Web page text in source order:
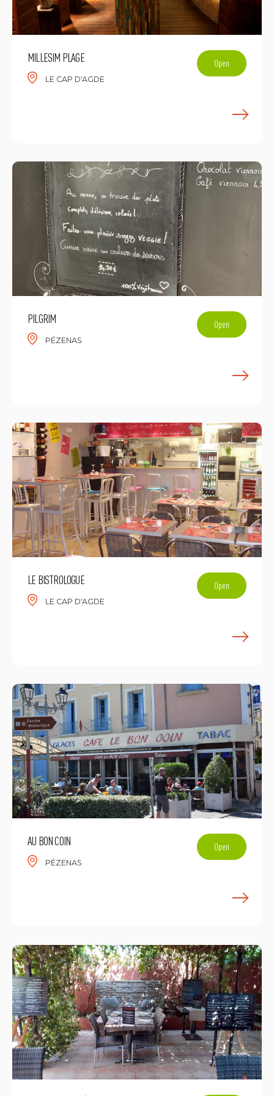
MILLESIM PLAGE
LE CAP D'AGDE
Open
PILGRIM
PÉZENAS
Open
LE BISTROLOGUE
LE CAP D'AGDE
Open
AU BON COIN
PÉZENAS
Open